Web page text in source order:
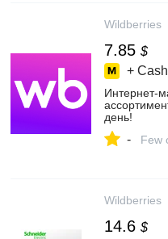
Wildberries
7.85 $
+
день!
- Few
Wildberries
14.6 $